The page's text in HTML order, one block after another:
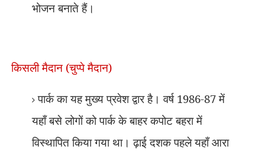
भोजन बनाते हैं।
किसली मैदान (चुप्पे मैदान)
पार्क का यह मुख्य प्रवेश द्वार है। वर्ष 1986-87 में
यहाँ बसे लोगों को पार्क के बाहर कपोट बहरा में
विस्थापित किया गया था। ढ़ाई दशक पहले यहाँ आरा